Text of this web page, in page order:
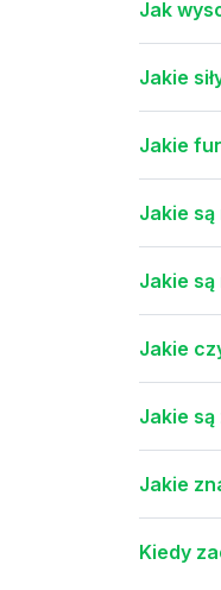
Jak
Jakie
Jakie
Jakie
Jakie
Jakie
Jakie
Jakie
Kiedy